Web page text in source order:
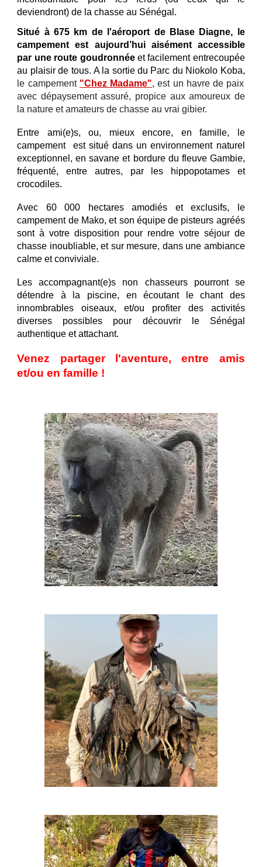
deviendront) de la chasse au Sénégal.
Situé à 675 km de l'aéroport de Blase Diagne, le
campementest aujourd’hui aisément accessible
par une route goudronnée et facilement entrecoupée
au plaisir de tous. A la sortie du Parc du Niokolo Koba,
le campement "Chez Madame", est un havre de paix
avec dépaysement assuré, propice aux amoureux de
la nature et amateurs de chasse auvrai gibier.
Entre ami(e)s, ou, mieux encore, en famille, le
campement est situé dans un environnement naturel
exceptionnel, en savane et bordure du fleuve Gambie,
fréquenté, entre autres, par les hippopotames et
crocodiles.
Avec 60 000 hectares amodiés et exclusifs, le
campement de Mako, et son équipe de pisteurs agréés
sont à votre disposition pour rendre votre séjour de
chasse inoubliable, et sur mesure, dans une ambiance
calme et conviviale.
Les accompagnant(e)s non chasseurs pourront se
détendre à la piscine, en écoutant le chant des
innombrables oiseaux, et/ou profiter des activités
diverses possibles pour découvrir le Sénégal
authentique et attachant.
Venez partager l'aventure,entre amis
et/ou enfamille !